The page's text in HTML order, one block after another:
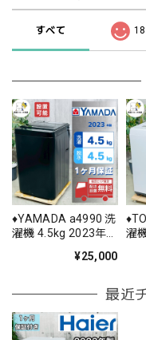
すべて 18
♦️YAMADA a4990 洗
濯機 4.5kg 2023年
¥25,000
濯
最近